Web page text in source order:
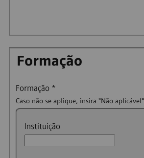
Formação
Formação *
Caso não se aplique, insira "Não aplicável"
Instituição